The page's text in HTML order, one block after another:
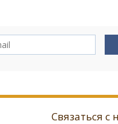
Связаться с